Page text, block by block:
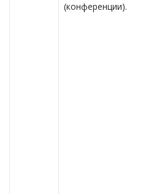
(конференции).